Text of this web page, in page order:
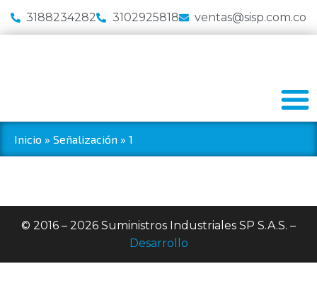
3188234282 3102925818 ventas@sisp.com.co
Inicio » Señalización » 1
© 2016 – 2026 Suministros Industriales SP S.A.S. –
Desarrollo